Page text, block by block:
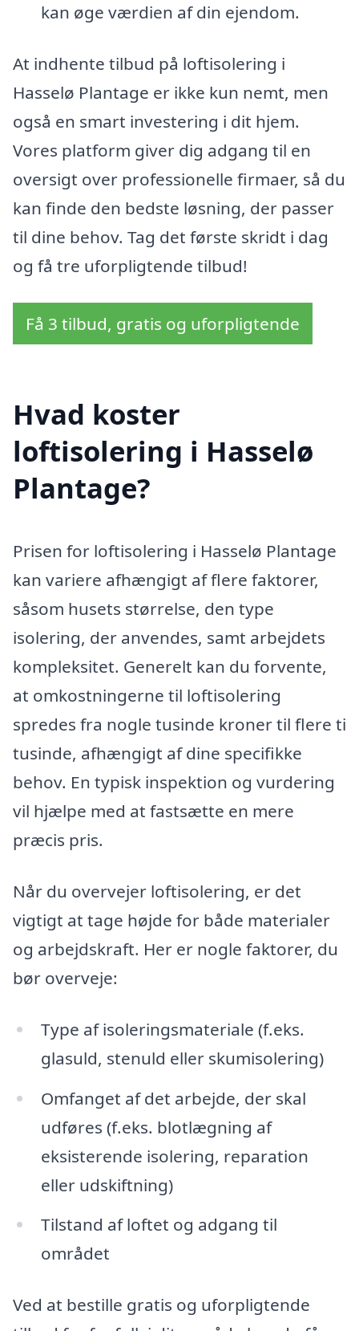
kan øge værdien af din ejendom.
At indhente tilbud på loftisolering i
Hasselø Plantage er ikke kun nemt, men
også en smart investering i dit hjem.
Vores platform giver dig adgang til en
oversigt over professionelle firmaer, så du
kan finde den bedste løsning, der passer
til dine behov. Tag det første skridt i dag
og få tre uforpligtende tilbud!
Få 3 tilbud, gratis og uforpligtende
Hvad koster
loftisolering i Hasselø
Plantage?
Prisen for loftisolering i Hasselø Plantage
kan variere afhængigt af flere faktorer,
såsom husets størrelse, den type
isolering, der anvendes, samt arbejdets
kompleksitet. Generelt kan du forvente,
at omkostningerne til loftisolering
spredes fra nogle tusinde kroner til flere ti
tusinde, afhængigt af dine specifikke
behov. En typisk inspektion og vurdering
vil hjælpe med at fastsætte en mere
præcis pris.
Når du overvejer loftisolering, er det
vigtigt at tage højde for både materialer
og arbejdskraft. Her er nogle faktorer, du
bør overveje:
Type af isoleringsmateriale (f.eks.
glasuld, stenuld eller skumisolering)
Omfanget af det arbejde, der skal
udføres (f.eks. blotlægning af
eksisterende isolering, reparation
eller udskiftning)
Tilstand af loftet og adgang til
området
Ved at bestille gratis og uforpligtende